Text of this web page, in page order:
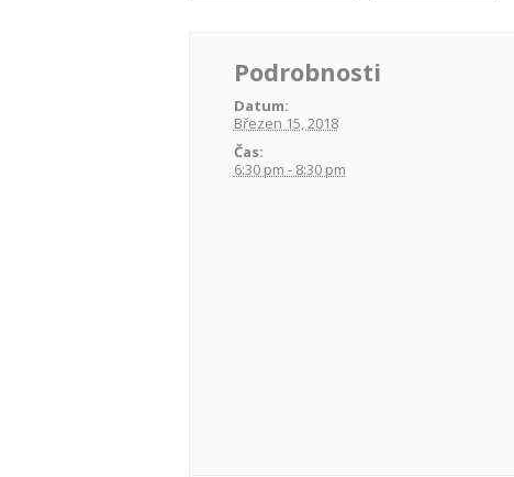
Podrobnosti
Datum:
Březen 15, 2018
Čas:
6:30 pm - 8:30 pm